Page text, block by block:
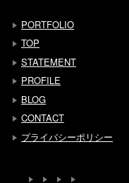
PORTFOLIO
TOP
STATEMENT
PROFILE
BLOG
CONTACT
プライバシーポリシー